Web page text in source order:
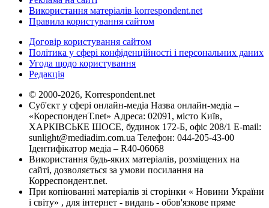
Використання матеріалів korrespondent.net
Правила користування сайтом
Договір користування сайтом
Політика у сфері конфіденційності і персональних даних
Угода щодо користування
Редакція
© 2000-2026, Korrespondent.net
Суб'єкт у сфері онлайн-медіа Назва онлайн-медіа –
«КореспонденТ.net» Адреса: 02091, місто Київ,
ХАРКІВСЬКЕ ШОСЕ, будинок 172-Б, офіс 208/1 E-mail:
sunlight@mediadim.com.ua Телефон: 044-205-43-00
Ідентифікатор медіа – R40-06068
Використання будь-яких матеріалів, розміщених на
сайті, дозволяється за умови посилання на
Корреспондент.net.
При копіюванні матеріалів зі сторінки « Новини України
і світу» , для інтернет - видань - обов'язкове пряме